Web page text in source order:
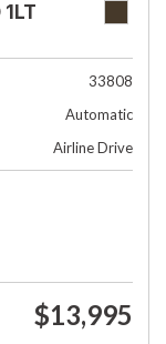
33808
Automatic
Airline Drive
$13,995